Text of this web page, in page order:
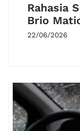
Rahasia
Brio
22/06/2026